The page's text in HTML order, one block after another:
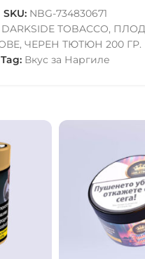
SKU: NBG-734830671
DARKSIDE TOBACCO,
, ЧЕРЕН ТЮТЮН 200 ГР.
Tag: Вкус за Наргиле